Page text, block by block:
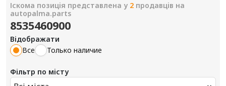
Іскома позиція представлена у 2 продавців на
autopalma.parts
8535460900
Відображати
Все
Только наличие
Фільтр по місту